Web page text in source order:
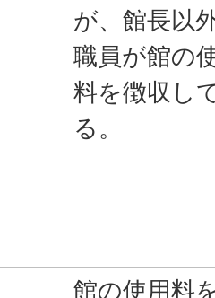
が、館長以
職員が館の
料を徴収し
る。
館の使用料